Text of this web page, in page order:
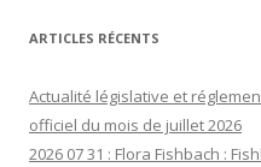
ARTICLES RÉCENTS
Actualité législative et
officiel du mois de juillet 2026
2026 07 31 : Flora Fishbach :